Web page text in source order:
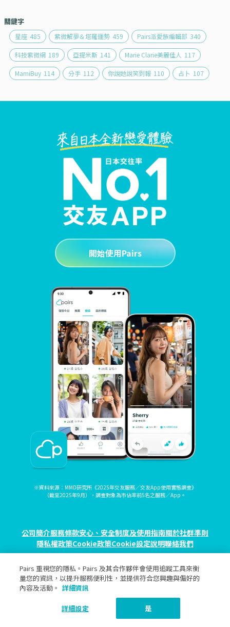
關鍵字
星座 485 紫微解夢＆塔羅運勢 459 Pairs派愛族編輯部 340
科技紫微網 189 亞提米斯 141 Marie Clarie美麗佳人 117
MamiBuy 114 分手 112 你說她說笑到報 110 占卜 107
開始使用Pairs
※資料來源：MMD研究所《2025年交友服務／交友App使用實態調查》
（截至2025年9月），調查對象為市佔率前5名之服務／App。
公司簡介服務條款安心、安全制度及使用指南關於社群準則
隱私權政策Cookie政策Cookie設定說明聯絡我們
© eureka, Inc. All rights reserved.
Pairs 重視您的隱私。Pairs 及其合作夥伴會使用追蹤工具來衡
量您的資訊，以提升服務便利性，並提供符合您興趣與偏好的
內容及活動。 詳細資訊
詳細設定 是